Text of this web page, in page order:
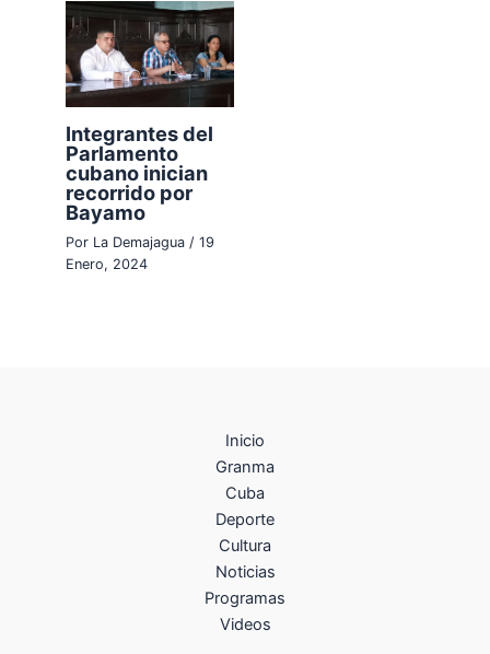
Integrantes del
Parlamento
cubano inician
recorrido por
Bayamo
Por La Demajagua /19
Enero, 2024
Inicio
Granma
Cuba
Deporte
Cultura
Noticias
Programas
Videos